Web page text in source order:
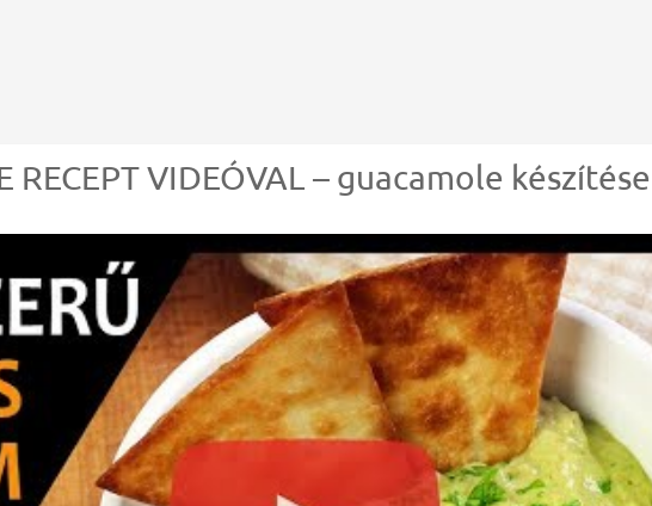
RECEPT VIDEÓVAL – guacamole készítése